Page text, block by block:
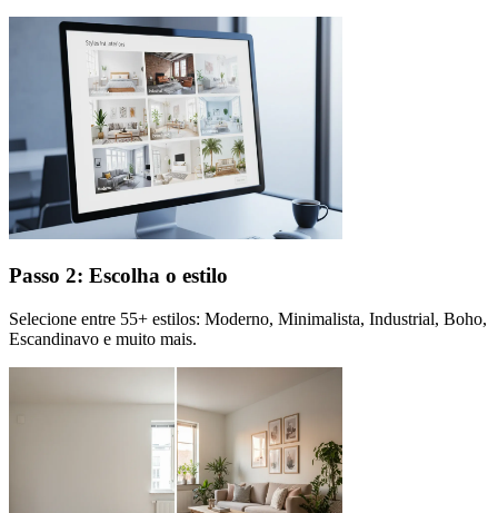
Passo 2: Escolha o estilo
Selecione entre 55+ estilos: Moderno, Minimalista, Industrial, Boho,
Escandinavo e muito mais.